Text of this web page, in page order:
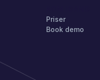
Priser
Book demo